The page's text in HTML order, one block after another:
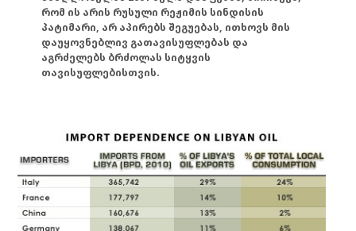
რომ ის არის რუსული რეჟიმის სინდისის
პატიმარი, არ აპირებს შეგუებას, ითხოვს მის
დაუყოვნებლივ გათავისუფლებას და
აგრძელებს ბრძოლას სიტყვის
თავისუფლებისთვის.